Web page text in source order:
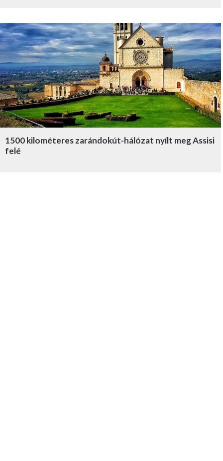
1500 kilométeres zarándokút-hálózat nyílt meg Assisi
felé